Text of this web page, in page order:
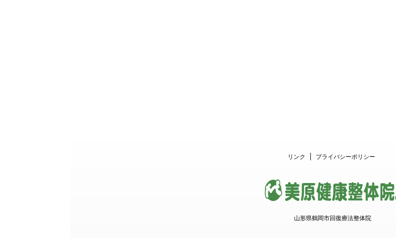
リンク プライバシーポリシー
山形県鶴岡市回復療法整体院